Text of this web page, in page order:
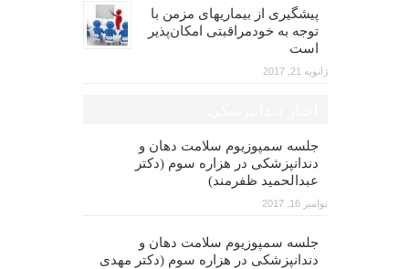
پیشگیری از بیماریهای مزمن با
توجه به خودمراقبتی امکان‌پذیر
است
ژانویه 21, 2017
جلسه سمپوزیوم سلامت دهان و
دندانپزشکی در هزاره سوم (دکتر
عبدالحمید ظفرمند)
نوامبر 16, 2017
جلسه سمپوزیوم سلامت دهان و
دندانپزشکی در هزاره سوم (دکتر مهدی